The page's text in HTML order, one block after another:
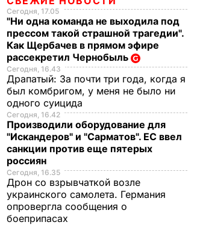
Сегодня, 17.05
"Ни одна команда не выходила под
прессом такой страшной трагедии".
Как Щербачев в прямом эфире
рассекретил Чернобыль
Сегодня, 16.43
Драпатый: За почти три года, когда я
был комбригом, у меня не было ни
одного суицида
Сегодня, 16.42
Производили оборудование для
"Искандеров" и "Сарматов". ЕС ввел
санкции против еще пятерых
россиян
Сегодня, 16.35
Дрон со взрывчаткой возле
украинского самолета. Германия
опровергла сообщения о
боеприпасах